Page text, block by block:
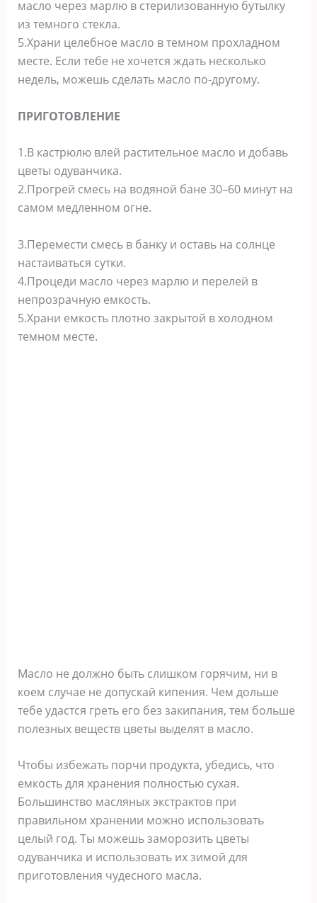
масло через марлю в стерилизованную бутылку
из темного стекла.
5.Храни целебное масло в темном прохладном
месте. Если тебе не хочется ждать несколько
недель, можешь сделать масло по-другому.
ПРИГОТОВЛЕНИЕ
1.В кастрюлю влей растительное масло и добавь
цветы одуванчика.
2.Прогрей смесь на водяной бане 30–60 минут на
самом медленном огне.
3.Перемести смесь в банку и оставь на солнце
настаиваться сутки.
4.Процеди масло через марлю и перелей в
непрозрачную емкость.
5.Храни емкость плотно закрытой в холодном
темном месте.
Масло не должно быть слишком горячим, ни в
коем случае не допускай кипения. Чем дольше
тебе удастся греть его без закипания, тем больше
полезных веществ цветы выделят в масло.
Чтобы избежать порчи продукта, убедись, что
емкость для хранения полностью сухая.
Большинство масляных экстрактов при
правильном хранении можно использовать
целый год. Ты можешь заморозить цветы
одуванчика и использовать их зимой для
приготовления чудесного масла.